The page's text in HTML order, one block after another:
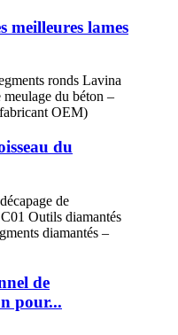
meilleures lames
du
de
pour...